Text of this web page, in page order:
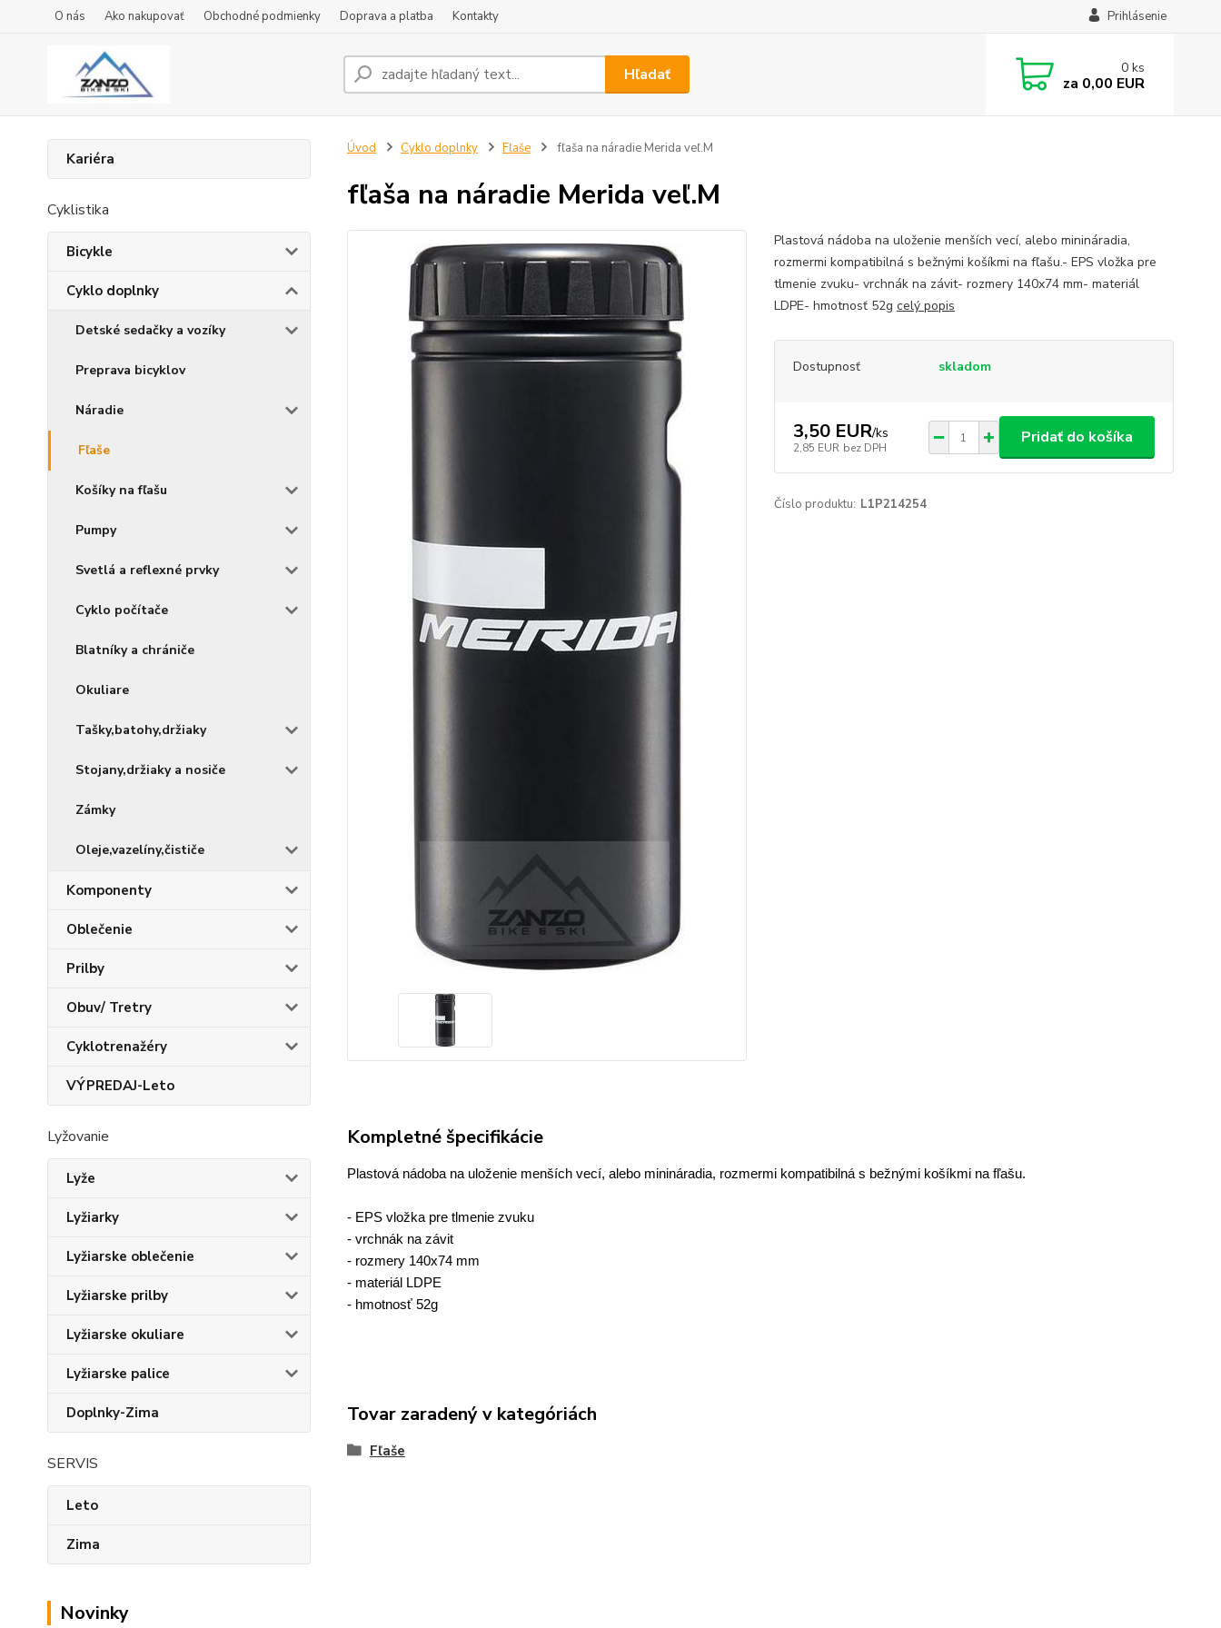
O nás Ako nakupovať Obchodné podmienky Doprava a platba Kontakty Prihlásenie
Hľadať 0 ks
za 0,00 EUR
Kariéra
Cyklistika
Bicykle
Cyklo doplnky
Detské sedačky a vozíky
Preprava bicyklov
Náradie
Fľaše
Košíky na fľašu
Pumpy
Svetlá a reflexné prvky
Cyklo počítače
Blatníky a chrániče
Okuliare
Tašky,batohy,držiaky
Stojany,držiaky a nosiče
Zámky
Oleje,vazelíny,čističe
Komponenty
Oblečenie
Prilby
Obuv/ Tretry
Cyklotrenažéry
VÝPREDAJ-Leto
Lyžovanie
Lyže
Lyžiarky
Lyžiarske oblečenie
Lyžiarske prilby
Lyžiarske okuliare
Lyžiarske palice
Doplnky-Zima
SERVIS
Leto
Zima
Novinky
Úvod Cyklo doplnky Fľaše fľaša na náradie Merida veľ.M
fľaša na náradie Merida veľ.M
Plastová nádoba na uloženie menších vecí, alebo minináradia,
rozmermi kompatibilná s bežnými košíkmi na fľašu.- EPS vložka pre
tlmenie zvuku- vrchnák na závit- rozmery 140x74 mm- materiál
LDPE- hmotnosť 52g celý popis
Dostupnosť skladom
3,50 EUR/ks
2,85 EUR bez DPH
Pridať do košíka
Číslo produktu: L1P214254
Kompletné špecifikácie
Plastová nádoba na uloženie menších vecí, alebo minináradia, rozmermi kompatibilná s bežnými košíkmi na fľašu.
- EPS vložka pre tlmenie zvuku
- vrchnák na závit
- rozmery 140x74 mm
- materiál LDPE
- hmotnosť 52g
Tovar zaradený v kategóriách
Fľaše